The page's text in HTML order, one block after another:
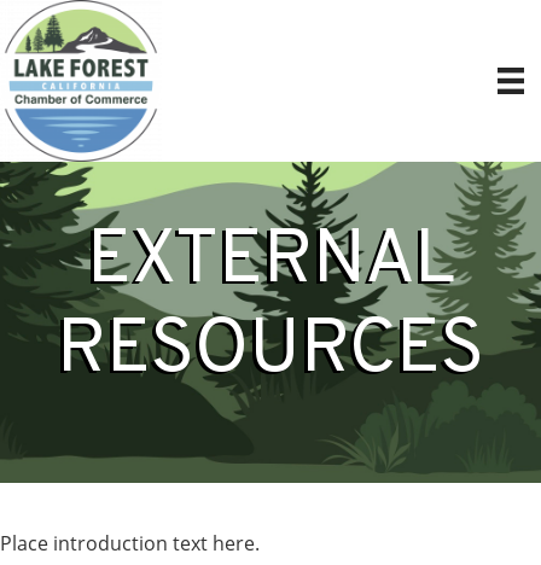
EXTERNAL
RESOURCES
Place introduction text here.